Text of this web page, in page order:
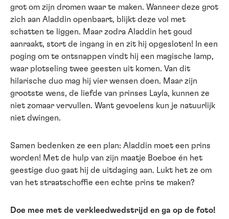
grot om zijn dromen waar te maken. Wanneer deze grot
zich aan Aladdin openbaart, blijkt deze vol met
schatten te liggen. Maar zodra Aladdin het goud
aanraakt, stort de ingang in en zit hij opgesloten! In een
poging om te ontsnappen vindt hij een magische lamp,
waar plotseling twee geesten uit komen. Van dit
hilarische duo mag hij vier wensen doen. Maar zijn
grootste wens, de liefde van prinses Layla, kunnen ze
niet zomaar vervullen. Want gevoelens kun je natuurlijk
niet dwingen.
Samen bedenken ze een plan: Aladdin moet een prins
worden! Met de hulp van zijn maatje Boeboe én het
geestige duo gaat hij de uitdaging aan. Lukt het ze om
van het straatschoffie een echte prins te maken?
Doe mee met de verkleedwedstrijd en ga op de foto!